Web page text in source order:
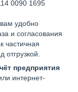
0090 1695
удобно
и согласования
частичная
предприятия
интернет-